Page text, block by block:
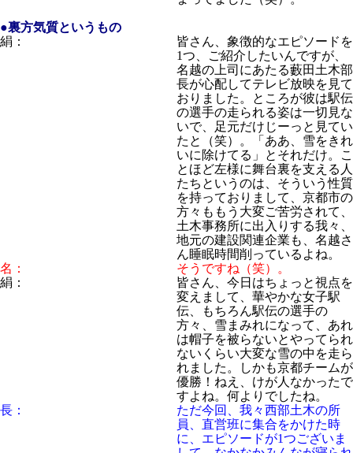
●裏方気質というもの
絹：
皆さん、象徴的なエピソードを
1つ、ご紹介したいんですが、
名越の上司にあたる藪田土木部
長が心配してテレビ放映を見て
おりました。ところが彼は駅伝
の選手の走られる姿は一切見な
いで、足元だけじーっと見てい
たと（笑）。「ああ、雪をきれ
いに除けてる」とそれだけ。こ
とほど左様に舞台裏を支える人
たちというのは、そういう性質
を持っておりまして、京都市の
方々ももう大変ご苦労されて、
土木事務所に出入りする我々、
地元の建設関連企業も、名越さ
ん睡眠時間削っているよね。
名：
そうですね（笑）。
絹：
皆さん、今日はちょっと視点を
変えまして、華やかな女子駅
伝、もちろん駅伝の選手の
方々、雪まみれになって、あれ
は帽子を被らないとやってられ
ないくらい大変な雪の中を走ら
れました。しかも京都チームが
優勝！ねえ、けが人なかったで
すよね。何よりでしたね。
長：
ただ今回、我々西部土木の所
員、直営班に集合をかけた時
に、エピソードが1つございま